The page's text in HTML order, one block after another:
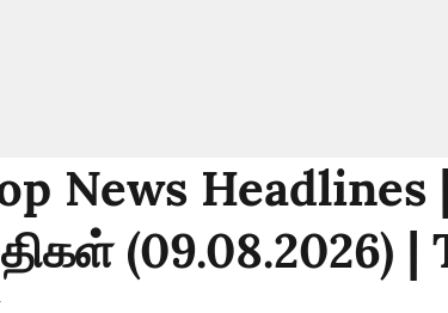
News
(09.08.2026)